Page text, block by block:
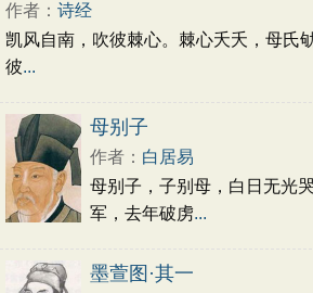
端午节
咏史怀古
宋词精选 小学古诗
初
初中文言文
唐诗三百首
古诗三百首
作者： 诗经
凯风自南，吹彼棘心。棘心夭夭，母氏
彼...
母别子
作者： 白居易
母别子，子别母，白日无光
军，去年破虏...
墨萱图·其一